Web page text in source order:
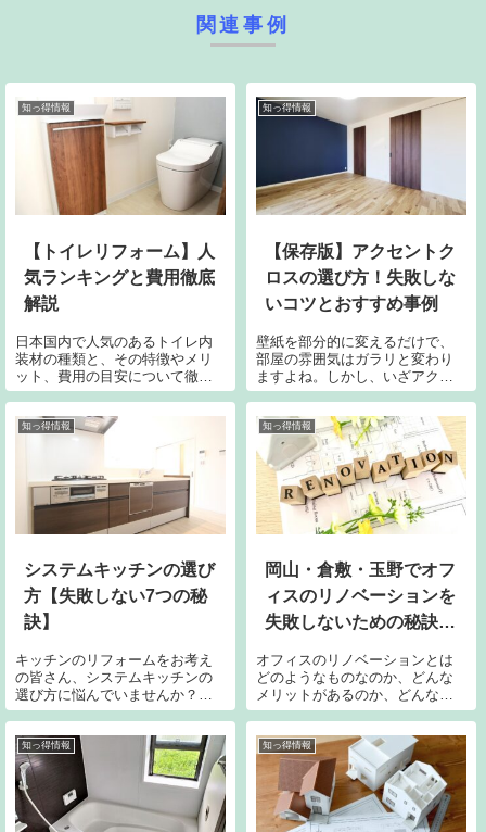
関連事例
知っ得情報
【トイレリフォーム】人
気ランキングと費用徹底
解説
日本国内で人気のあるトイレ内
装材の種類と、その特徴やメリ
ット、費用の目安について徹底
解説します。これを読めば、自
助けとなり、理想のトイレリフ
ォームが実現できるでしょう。
知っ得情報
【保存版】アクセントク
ロスの選び方！失敗しな
いコツとおすすめ事例
壁紙を部分的に変えるだけで、
部屋の雰囲気はガラリと変わり
ますよね。しかし、いざアクセ
ントクロスを選ぶとなると、
合わなかった」なんて声も耳に
します。この記事では、そんな
悩みを解消すべく、アクセント
クロスの基本から選...
知っ得情報
システムキッチンの選び
方【失敗しない7つの秘
訣】
キッチンのリフォームをお考え
の皆さん、システムキッチンの
選び方に悩んでいませんか？新
しいキッチンを選ぶのは楽しい
うこともありますよね。そこ
で、今回は「失敗しない7つの秘
訣」をご紹介します。これを読
めば、自分にピッ...
知っ得情報
岡山・倉敷・玉野でオフ
ィスのリノベーションを
失敗しないための秘訣！
ランニングや施工のコツ
を紹介
オフィスのリノベーションとは
どのようなものなのか、どんな
メリットがあるのか、どんな目
的で行うのかなどを説明しま
は、単に内装を変えるだけでな
く、働き方や業務効率、ブラン
ディングなどにも影響する重要
な施策です。
知っ得情報 知っ得情報